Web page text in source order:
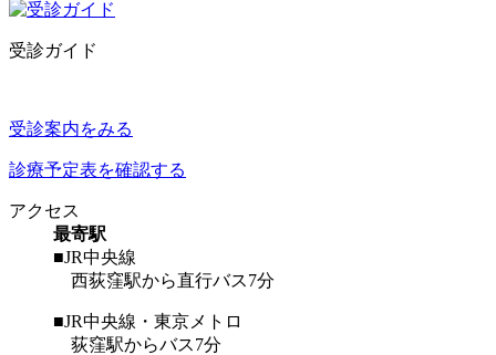
受診ガイド
受診案内をみる
診療予定表を確認する
アクセス
最寄駅
■JR中央線
西荻窪駅から直行バス7分
■JR中央線・東京メトロ
荻窪駅からバス7分